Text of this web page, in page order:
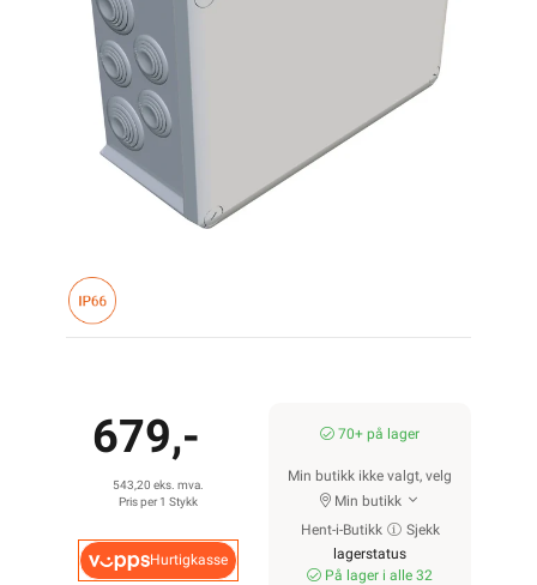
679,-
543,20 eks. mva.
Pris per 1 Stykk
Hurtigkasse
70+ på lager
Min butikk ikke valgt, velg
Min butikk
Hent-i-Butikk
Sjekk
lagerstatus
På lager i alle 32